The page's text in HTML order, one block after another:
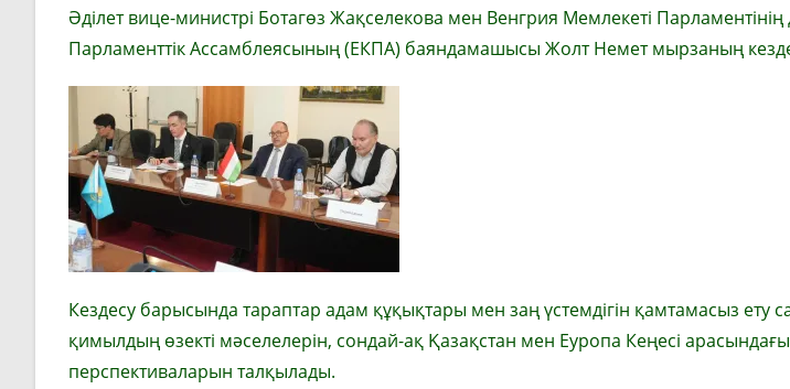
Әділет вице-министрі Ботагөз Жақселекова мен Венгрия Мемлекеті Парламентінің
Парламенттік Ассамблеясының (ЕКПА) баяндамашысы Жолт Немет мырзаның
Кездесу барысында тараптар адам құқықтары мен заң үстемдігін қамтамасыз ету
қимылдың өзекті мәселелерін, сондай-ақ Қазақстан мен Еуропа Кеңесі
перспективаларын талқылады.